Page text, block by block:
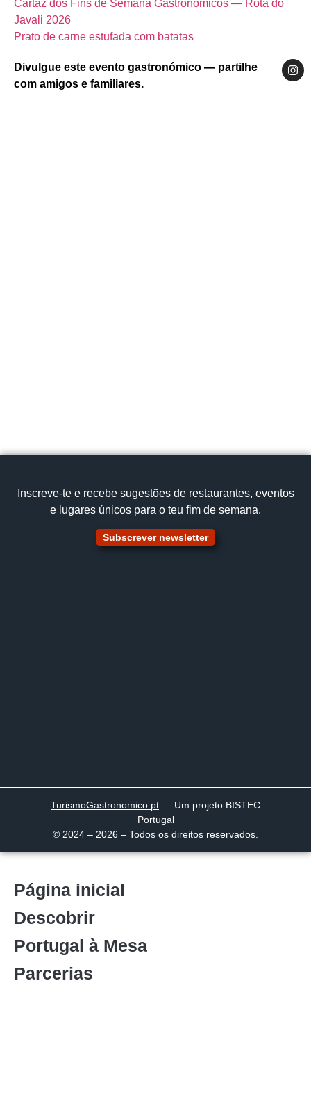
Cartaz dos Fins de Semana Gastronómicos — Rota do
Javali 2026
Prato de carne estufada com batatas
Divulgue este evento gastronómico — partilhe
com amigos e familiares.
Inscreve‑te e recebe sugestões de restaurantes, eventos
e lugares únicos para o teu fim de semana.
Subscrever newsletter
TurismoGastronomico .pt — Um projeto BISTEC
Portugal
© 2024 – 2026 – Todos os direitos reservados.
Página inicial
Descobrir
Portugal à Mesa
Parcerias